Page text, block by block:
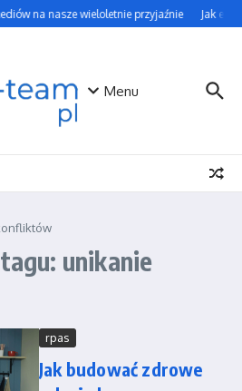
na nasze wieloletnie przyjaźnie Jak
Menu
unikanie
rpas
Jak budować zdrowe